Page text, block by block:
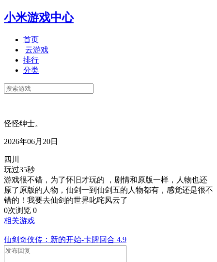
小米游戏中心
首页
云游戏
排行
分类
怪怪绅士。
2026年06月20日
四川
玩过35秒
游戏很不错，为了怀旧才玩的 ，剧情和原版一样，人物也还
原了原版的人物，仙剑一到仙剑五的人物都有，感觉还是很不
错的！我要去仙剑的世界叱咤风云了
0次浏览 0
相关游戏
仙剑奇侠传：新的开始-卡牌回合 4.9